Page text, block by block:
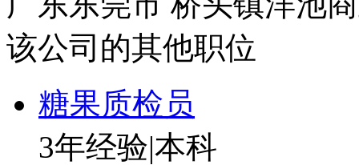
该公司的其他职位
糖果质检员
3年经验|本科